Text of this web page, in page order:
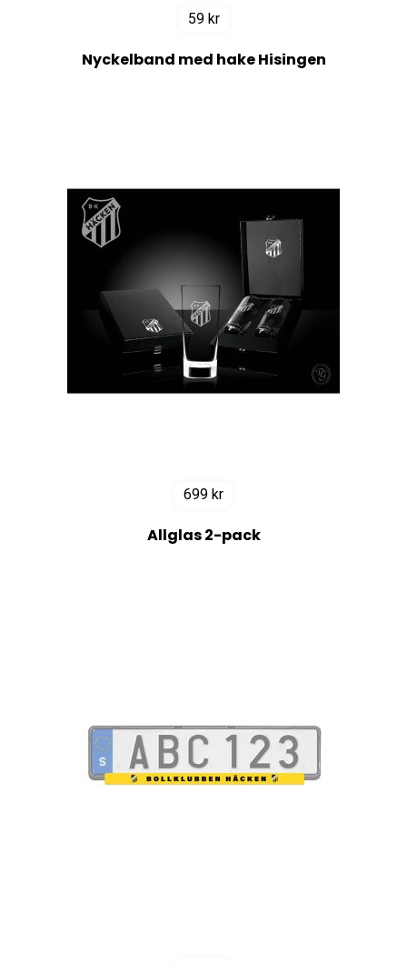
59 kr
Nyckelband med hake Hisingen
699 kr
Allglas 2-pack